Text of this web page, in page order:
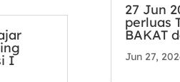
I
27 Jun
perluas
BAKAT
Jun 27,